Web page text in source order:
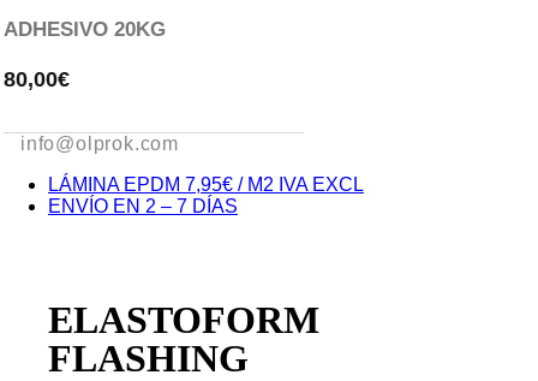
ADHESIVO 20KG
80,00€
info@olprok.com
LÁMINA EPDM 7,95€ / M2 IVA EXCL
ENVÍO EN 2 – 7 DÍAS
ELASTOFORM
FLASHING